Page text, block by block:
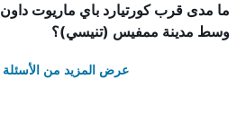
ما مدى قرب كورتيارد باي ماريوت
وسط مدينة ممفيس (تنيسي)؟
عرض المزيد من الأسئلة